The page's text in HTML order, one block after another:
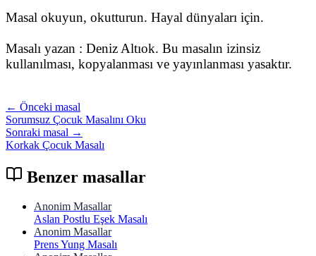
Masal okuyun, okutturun. Hayal dünyaları için.
Masalı yazan : Deniz Altıok. Bu masalın izinsiz
kullanılması, kopyalanması ve yayınlanması yasaktır.
← Önceki masal
Sorumsuz Çocuk Masalını Oku
Sonraki masal →
Korkak Çocuk Masalı
Benzer masallar
Anonim Masallar
Aslan Postlu Eşek Masalı
Anonim Masallar
Prens Yung Masalı